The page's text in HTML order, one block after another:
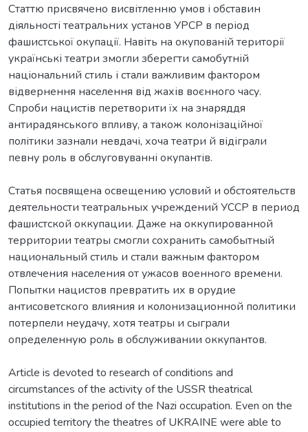
Статтю присвячено висвітленню умов і обставин
діяльності театральних установ УРСР в період
фашистської окупації. Навіть на окупованій території
українські театри змогли зберегти самобутній
національний стиль і стали важливим фактором
відвернення населення від жахів воєнного часу.
Спроби нацистів перетворити їх на знаряддя
антирадянського впливу, а також колонізаційної
політики зазнали невдачі, хоча театри й відіграли
певну роль в обслуговуванні окупантів.
Статья посвящена освещению условий и обстоятельств
деятельности театральных учреждений УССР в период
фашистской оккупации. Даже на оккупированной
территории театры смогли сохранить самобытный
национальный стиль и стали важным фактором
отвлечения населения от ужасов военного времени.
Попытки нацистов превратить их в орудие
антисоветского влияния и колонизационной политики
потерпели неудачу, хотя театры и сыграли
определенную роль в обслуживании оккупантов.
Article is devoted to research of conditions and
circumstances of the activity of the USSR theatrical
institutions in the period of the Nazi occupation. Even on the
occupied territory the theatres of UKRAINE were able to